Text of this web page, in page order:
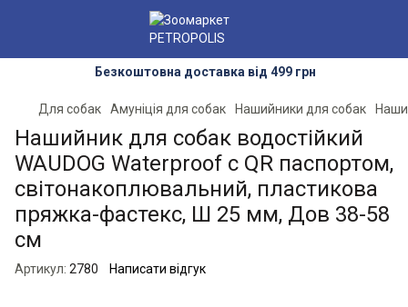
Безкоштовна доставка від 499 грн
Для собак Амуніція для собак Нашийники для собак
Нашийник для собак водостійкий
WAUDOG Waterproof c QR паспортом,
світонакоплювальний, пластикова
пряжка-фастекс, Ш 25 мм, Дов 38-58
см
Артикул: 2780 Написати відгук